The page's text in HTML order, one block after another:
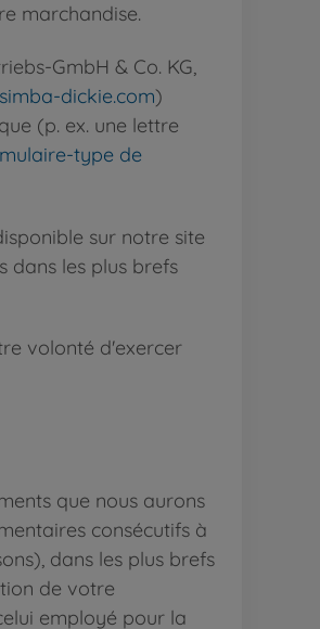
marchandise.
GmbH & Co. KG,
dickie.com)
(p. ex. une lettre
type de
sur notre site
dans les plus brefs
volonté d'exercer
que nous aurons
consécutifs à
dans les plus brefs
de votre
employé pour la